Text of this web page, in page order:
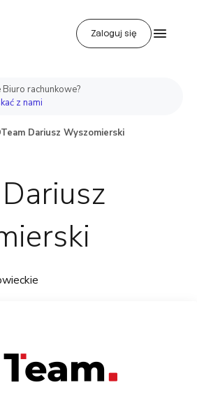
Zaloguj się
Dariusz Wyszomierski
rachunkowe?
z nami